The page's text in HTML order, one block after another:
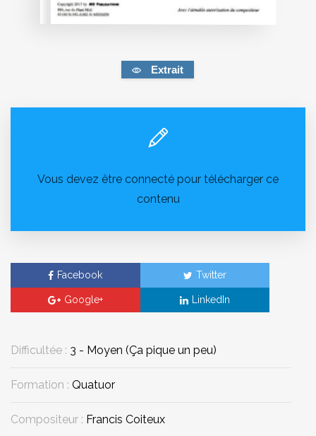
Extrait
Vous devez être connecté pour télécharger ce
contenu
Facebook Twitter
Google+ LinkedIn
Difficultée : 3 - Moyen (Ça pique un peu)
Formation : Quatuor
Compositeur : Francis Coiteux